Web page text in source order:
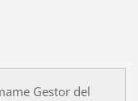
Gestor del